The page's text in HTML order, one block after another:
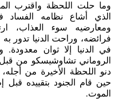
وما حلت اللحظة واقترب
الذي أشاع نظامه الفساد
ومعارضيه سوء العذاب،
فرائضه، وراحت الدنيا تدور
في الدنيا إلا ثوان
الروماني تشاوشيسكو من قبل
دنو اللحظة الأخيرة من
حين قام الجنود بتقييده
الموت.